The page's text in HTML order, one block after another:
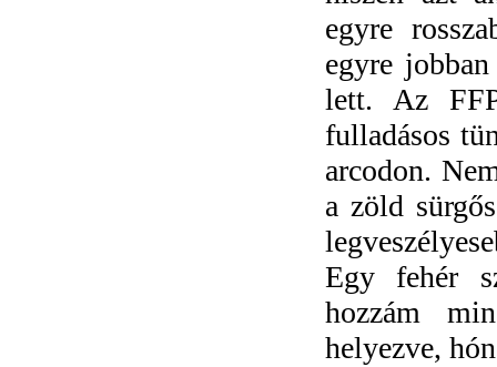
egyre
egyre
lett. Az
fulladásos
arcodon.
a zöld
Egy fehér
hozzám
helyezve,